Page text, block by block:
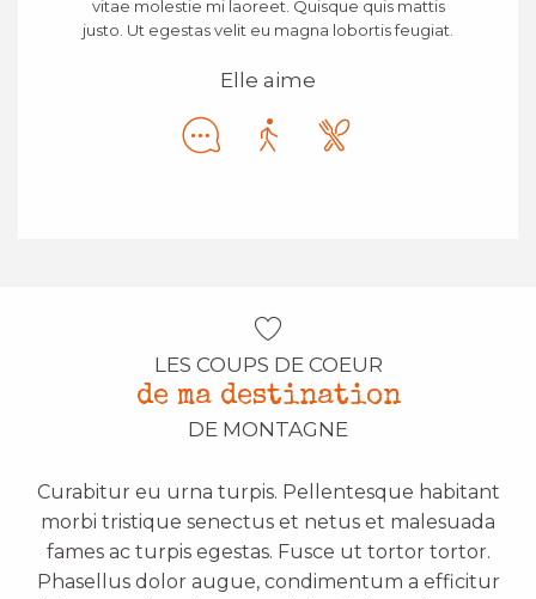
vitae molestie mi laoreet. Quisque quis mattis
justo. Ut egestas velit eu magna lobortis feugiat.
Elle aime
LES COUPS DE COEUR
de ma destination
DE MONTAGNE
Curabitur eu urna turpis. Pellentesque habitant
morbi tristique senectus et netus et malesuada
fames ac turpis egestas. Fusce ut tortor tortor.
Phasellus dolor augue, condimentum a efficitur